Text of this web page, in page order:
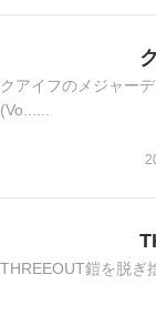
クアイフのメジャー
(Vo......
THREEOUT鎧を脱ぎ